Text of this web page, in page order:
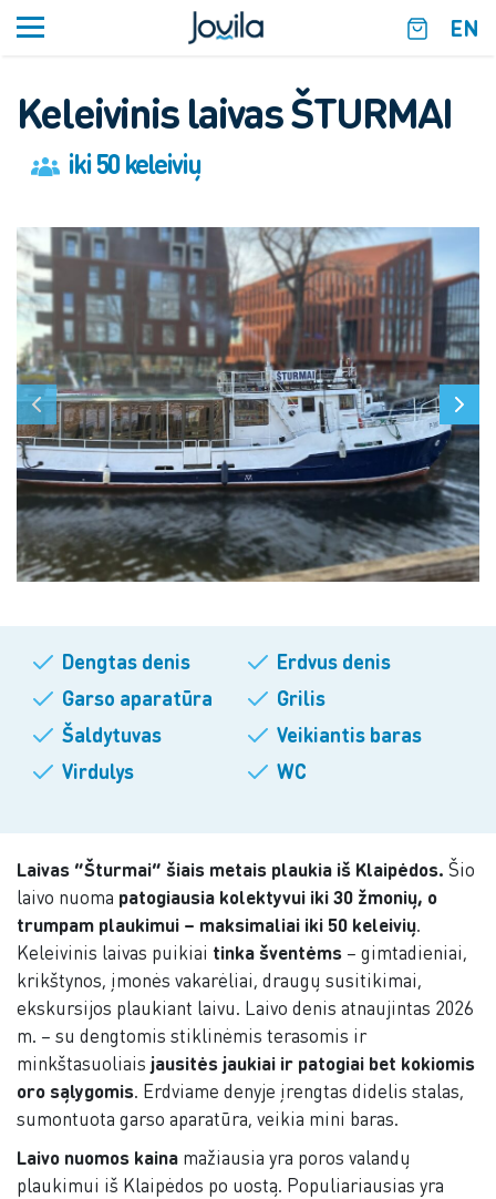
EN
Keleivinis laivasŠTURMAI
iki 50 keleivių
Dengtas denis
Erdvus denis
Garso aparatūra
Grilis
Šaldytuvas
Veikiantis baras
Virdulys
WC
Laivas “Šturmai” šiais metais plaukia iš Klaipėdos. Šio
laivo nuoma patogiausia kolektyvui iki 30 žmonių, o
trumpam plaukimui – maksimaliai iki 50 keleivių.
Keleivinis laivas puikiai tinka šventėms – gimtadieniai,
krikštynos, įmonės vakarėliai, draugų susitikimai,
ekskursijos plaukiant laivu. Laivo denis atnaujintas 2026
m. – su dengtomis stiklinėmis terasomis ir
minkštasuoliais jausitės jaukiai ir patogiai bet kokiomis
oro sąlygomis. Erdviame denyje įrengtas didelis stalas,
sumontuota garso aparatūra, veikia mini baras.
Laivo nuomos kaina mažiausia yra poros valandų
plaukimui iš Klaipėdos po uostą. Populiariausias yra